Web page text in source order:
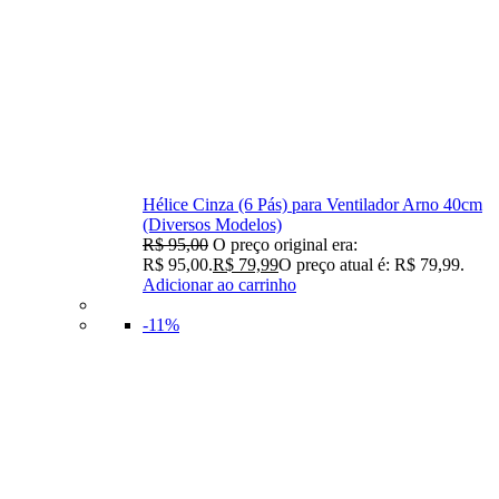
Hélice Cinza (6 Pás) para Ventilador Arno 40cm
(Diversos Modelos)
R$95,00 O preço original era:
R$ 95,00.R$ 79,99O preço atual é: R$ 79,99.
Adicionar ao carrinho
-11%